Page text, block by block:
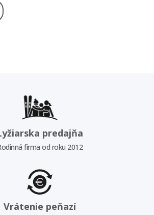
predajňa
firma od roku 2012
Vrátenie peňazí